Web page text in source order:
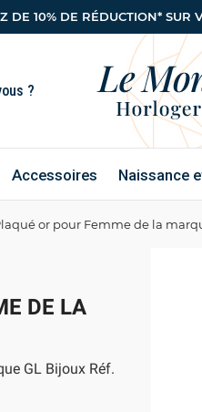
DE 10% DE RÉDUCTION*
Accessoires Naissance
or pour Femme de la
DE LA
GL Bijoux Réf.